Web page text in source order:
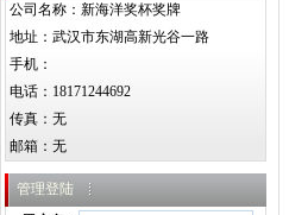
公司名称：新海洋奖杯奖牌
地址：武汉市东湖高新光谷一路
手机：
电话：18171244692
传真：无
邮箱： 无
管理登陆